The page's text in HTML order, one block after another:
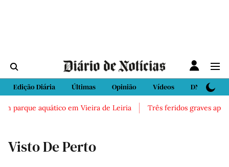
Edição Diária Últimas Opinião Vídeos DN Sport
parque aquático em Vieira de Leiria Três feridos graves após
Visto De Perto